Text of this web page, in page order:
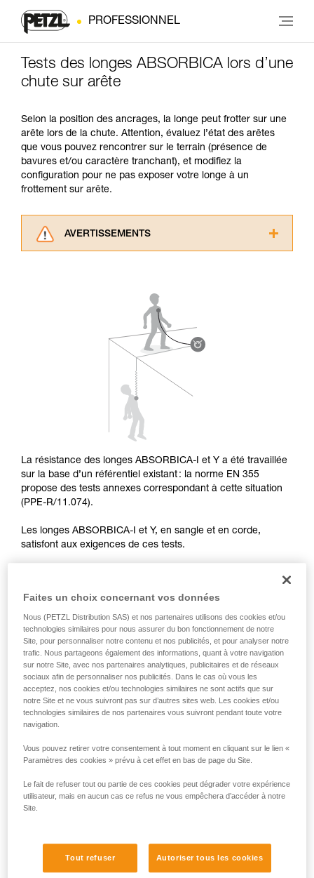
PROFESSIONNEL
Tests des longes ABSORBICA lors d’une
chute sur arête
Selon la position des ancrages, la longe peut frotter sur une
arête lors de la chute. Attention, évaluez l’état des arêtes
que vous pouvez rencontrer sur le terrain (présence de
bavures et/ou caractère tranchant), et modifiez la
configuration pour ne pas exposer votre longe à un
frottement sur arête.
AVERTISSEMENTS
informations de la notice technique pour
pouvoir comprendre ce complément
Maîtriser ces techniques nécessite une
formation et un entraînement spécifique. Validez
avec un professionnel votre capacité à refaire
la manipulation, seul, en toute sécurité, avant
de la reproduire en autonomie.
Nous donnons des exemples de techniques
liées à votre activité. Il peut en exister d’autres
que nous ne décrivons pas ici.
La résistance des longes ABSORBICA-I et Y a été travaillée
sur la base d’un référentiel existant : la norme EN 355
propose des tests annexes correspondant à cette situation
(PPE-R/11.074).
Les longes ABSORBICA-I et Y, en sangle et en corde,
satisfont aux exigences de ces tests.
Masse 140 kg.
Hauteur de chute 2 m.
Frottement de la longe sur une arête métallique de rayon 0,5
mm.
Exigence : la longe ne doit pas être sectionnée.
Faites un choix concernant vos données
Nous (PETZL Distribution SAS) et nos partenaires utilisons des cookies et/ou
technologies similaires pour nous assurer du bon fonctionnement de notre
Site, pour personnaliser notre contenu et nos publicités, et pour analyser notre
trafic. Nous partageons également des informations, quant à votre navigation
sur notre Site, avec nos partenaires analytiques, publicitaires et de réseaux
sociaux afin de personnaliser nos publicités. Dans le cas où vous les
acceptez, nos cookies et/ou technologies similaires ne sont actifs que sur
notre Site et ne vous suivront pas sur d’autres sites web. Les cookies et/ou
technologies similaires de nos partenaires vous suivront pendant toute votre
navigation.
Vous pouvez retirer votre consentement à tout moment en cliquant sur le lien «
Paramètres des cookies » prévu à cet effet en bas de page du Site.
Le fait de refuser tout ou partie de ces cookies peut dégrader votre expérience
utilisateur, mais en aucun cas ce refus ne vous empêchera d’accéder à notre
Site.
Tout refuser Autoriser tous les cookies